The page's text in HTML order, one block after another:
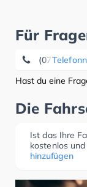
Für
(07955) 73
Hast du eine
Die
Ist das Ihre
kostenlos
hinzufügen